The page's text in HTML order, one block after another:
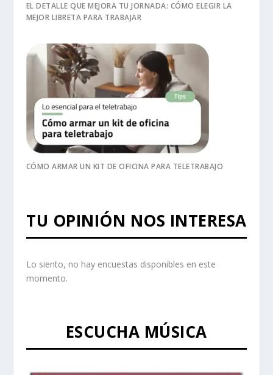
EL DETALLE QUE MEJORA TU JORNADA: CÓMO ELEGIR LA
MEJOR LIBRETA PARA TRABAJAR
CÓMO ARMAR UN KIT DE OFICINA PARA TELETRABAJO
TU OPINIÓN NOS INTERESA
Lo siento, no hay encuestas disponibles en este
momento.
ESCUCHA MÚSICA